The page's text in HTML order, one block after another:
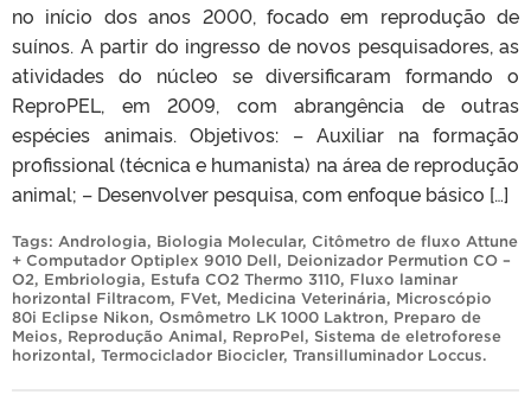
no início dos anos 2000, focado em reprodução de
suínos. A partir do ingresso de novos pesquisadores, as
atividades do núcleo se diversificaram formando o
ReproPEL, em 2009, com abrangência de outras
espécies animais. Objetivos: – Auxiliar na formação
profissional (técnica e humanista) na área de reprodução
animal; – Desenvolver pesquisa, com enfoque básico […]
Tags: Andrologia, Biologia Molecular, Citômetro de fluxo Attune
+ Computador Optiplex 9010 Dell, Deionizador Permution CO –
O2, Embriologia, Estufa CO2 Thermo 3110, Fluxo laminar
horizontal Filtracom, FVet, Medicina Veterinária, Microscópio
80i Eclipse Nikon, Osmômetro LK 1000 Laktron, Preparo de
Meios, Reprodução Animal, ReproPel, Sistema de eletroforese
horizontal, Termociclador Biocicler, Transilluminador Loccus.